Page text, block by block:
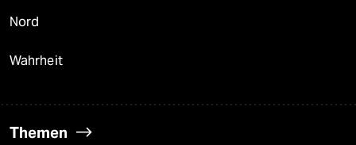
Nord
Wahrheit
Themen